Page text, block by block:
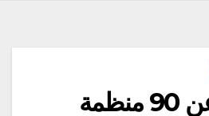
بيان صادر عن 90 منظمة